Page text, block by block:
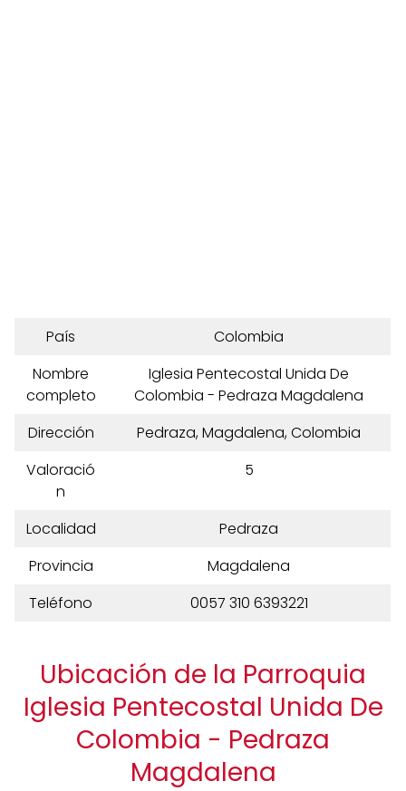
País
Colombia
Nombre
completo
Iglesia Pentecostal Unida De
Colombia - Pedraza Magdalena
Dirección
Pedraza, Magdalena, Colombia
Valoració
n
5
Localidad
Pedraza
Provincia
Magdalena
Teléfono
0057 310 6393221
Ubicación de la Parroquia
Iglesia Pentecostal Unida De
Colombia - Pedraza
Magdalena